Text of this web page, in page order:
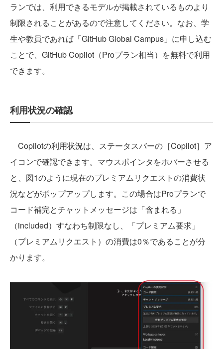
ランでは、利用できるモデルが掲載されているものより
制限されることがあるので注意してください。なお、学
生や教員であれば「GitHub Global Campus」に申し込む
ことで、GitHub Copilot（Proプラン相当）を無料で利用
できます。
利用状況の確認
Copilotの利用状況は、ステータスバーの［Copilot］ア
イコンで確認できます。マウスポインタをホバーさせる
と、図1のように現在のプレミアムリクエストの消費状
況などがポップアップします。この場合はProプランで
コード補完とチャットメッセージは「含まれる」
（included）すなわち制限なし、「プレミアム要求」
（プレミアムリクエスト）の消費は0％であることが分
かります。